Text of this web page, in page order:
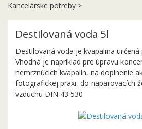
Kancelárske potreby >
Destilovaná voda 5l
Destilovaná voda je kvapalina určená
Vhodná je napríklad pre úpravu
nemrznúcich kvapalín, na doplnenie
fotografickej praxi, do naparovacích
vzduchu DIN 43 530